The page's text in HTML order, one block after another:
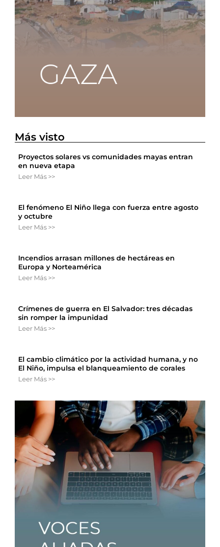
Más visto
Proyectos solares vs comunidades mayas entran
en nueva etapa
Leer Más >>
El fenómeno El Niño llega con fuerza entre agosto
y octubre
Leer Más >>
Incendios arrasan millones de hectáreas en
Europa y Norteamérica
Leer Más >>
Crímenes de guerra en El Salvador: tres décadas
sin romper la impunidad
Leer Más >>
El cambio climático por la actividad humana, y no
El Niño, impulsa el blanqueamiento de corales
Leer Más >>